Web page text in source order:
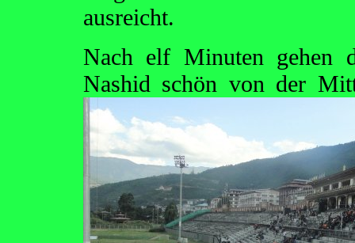
ausreicht.
Nach elf Minuten gehen
Nashid schön von der